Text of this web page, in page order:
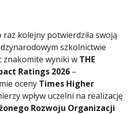
raz kolejny potwierdziła swoją
szkolnictwie
znakomite wyniki w THE
Ratings 2026 –
oceny Times Higher
wpływ uczelni na realizację
Rozwoju Organizacji